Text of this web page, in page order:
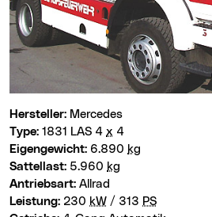
Hersteller: Mercedes
Type: 1831 LAS 4 x 4
Eigengewicht: 6.890 kg
Sattellast: 5.960 kg
Antriebsart: Allrad
Leistung: 230 kW / 313 PS